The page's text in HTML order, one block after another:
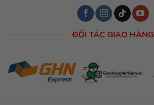
ĐỐI TÁC GIAO HÀNG